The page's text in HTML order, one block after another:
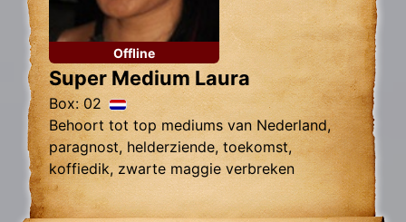
Offline
Super Medium Laura
Box: 02
Behoort tot top mediums van Nederland,
paragnost, helderziende, toekomst,
koffiedik, zwarte maggie verbreken
zielsliefde, zielsverwanten, gidscontact,
relatieproblemen, levensvragen.